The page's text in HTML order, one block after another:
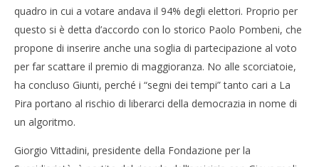
quadro in cui a votare andava il 94% degli elettori. Proprio per
questo si è detta d’accordo con lo storico Paolo Pombeni, che
propone di inserire anche una soglia di partecipazione al voto
per far scattare il premio di maggioranza. No alle scorciatoie,
ha concluso Giunti, perché i “segni dei tempi” tanto cari a La
Pira portano al rischio di liberarci della democrazia in nome di
un algoritmo.
Giorgio Vittadini, presidente della Fondazione per la